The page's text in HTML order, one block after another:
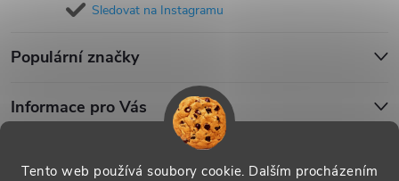
Tento web používá soubory cookie. Dalším procházením
Sledovat na Instagramu
Populární značky
Informace pro Vás